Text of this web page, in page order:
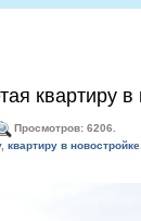
квартиру в
Просмотров: 6206.
, квартиру в новостройке.